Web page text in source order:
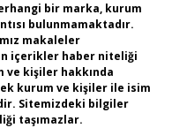
bir marka, kurum
bulunmamaktadır.
makaleler
içerikler haber niteliği
ve kişiler hakkında
kurum ve kişiler ile isim
Sitemizdeki bilgiler
taşımazlar.